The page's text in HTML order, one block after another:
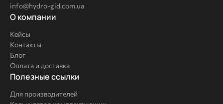
info@hydro-gid.com.ua
О
компании
О компании
Кейсы
Контакты
Блог
Оплата и доставка
Полезные
Полезные ссылки
Для производителей